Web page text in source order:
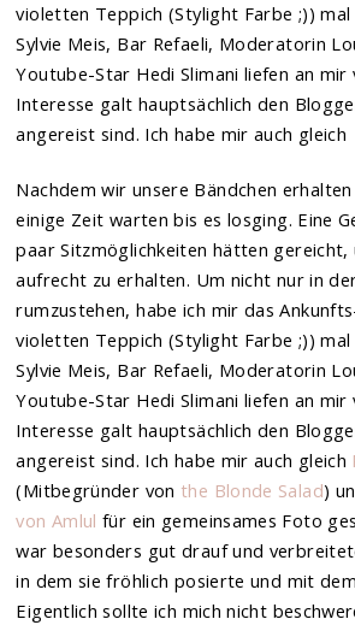
violetten Teppich (Stylight Farbe ;)) mal
Sylvie Meis, Bar Refaeli, Moderatorin
Youtube-Star Hedi Slimani liefen an mir
Interesse galt hauptsächlich den
angereist sind. Ich habe mir auch gleich
Nachdem wir unsere Bändchen
einige Zeit warten bis es losging. Eine
paar Sitzmöglichkeiten hätten gereicht,
aufrecht zu erhalten. Um nicht nur in
rumzustehen, habe ich mir das
violetten Teppich (Stylight Farbe ;)) mal
Sylvie Meis, Bar Refaeli, Moderatorin
Youtube-Star Hedi Slimani liefen an mir
Interesse galt hauptsächlich den
angereist sind. Ich habe mir auch gleich
(Mitbegründer von the Blonde Salad)
von Amlul für ein gemeinsames Foto
war besonders gut drauf und
in dem sie fröhlich posierte und mit
Eigentlich sollte ich mich nicht